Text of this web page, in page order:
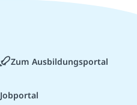
Zum Ausbildungsportal